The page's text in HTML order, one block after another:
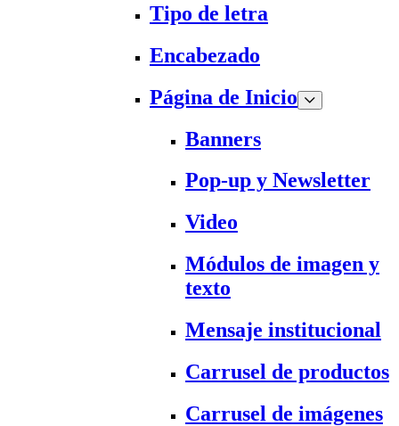
Tipo de letra
Encabezado
Página de Inicio
Banners
Pop-up y Newsletter
Video
Módulos de imagen y
texto
Mensaje institucional
Carrusel de productos
Carrusel de imágenes